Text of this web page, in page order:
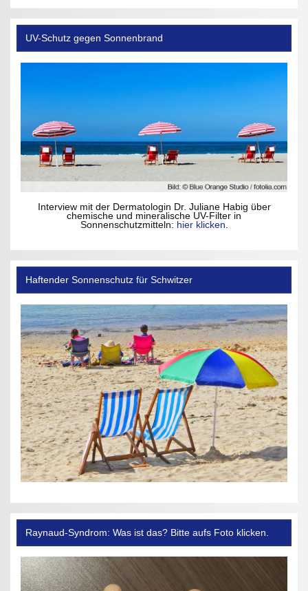
UV-Schutz gegen Sonnenbrand
Interview mit der Dermatologin Dr. Juliane Habig über
chemische und mineralische UV-Filter in
Sonnenschutzmitteln: hier klicken
Haftender Sonnenschutz für Schwitzer
Raynaud-Syndrom: Was ist das? Bitte aufs Foto klicken.